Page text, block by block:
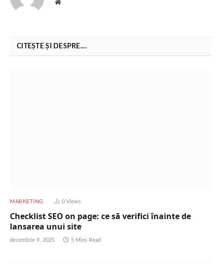
Website
CITEȘTE ȘI DESPRE....
MARKETING 0 Views
Checklist SEO on page: ce să verifici înainte de
lansarea unui site
decembrie 9, 2025 5 Mins Read